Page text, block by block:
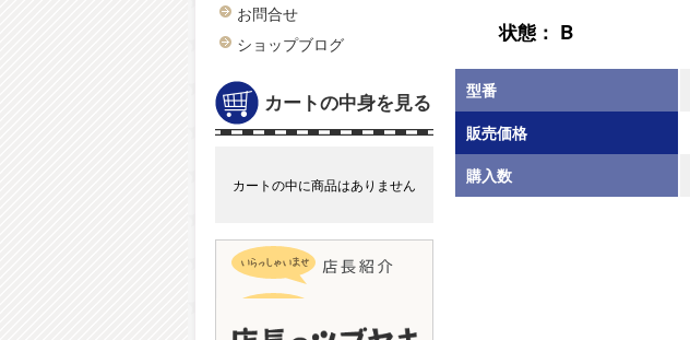
お問合せ
ショップブログ
カートの中身を見る
カートの中に商品はありません
状態： B
型番
販売価格
購入数